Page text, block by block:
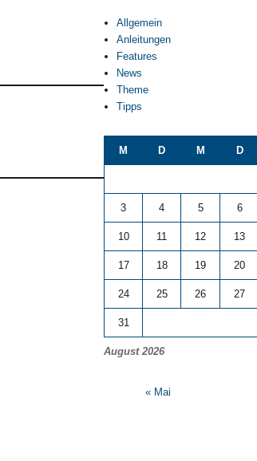
Allgemein
Anleitungen
Features
News
Theme
Tipps
August 2026
M D M D
3 4 5 6
10 11 12 13
17 18 19 20
24 25 26 27
31
« Mai